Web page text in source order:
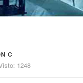
C
1248